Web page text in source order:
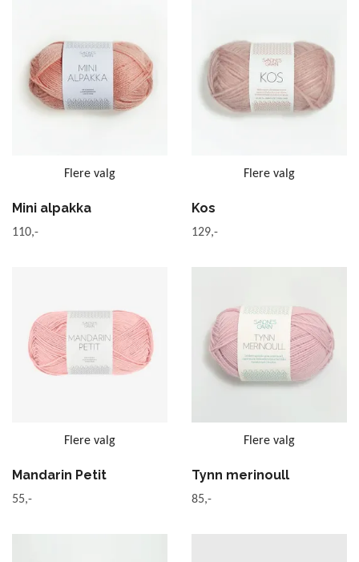
Flere valg
Mini alpakka
110,-
Flere valg
Kos
129,-
Flere valg
Mandarin Petit
55,-
Flere valg
Tynn merinoull
85,-